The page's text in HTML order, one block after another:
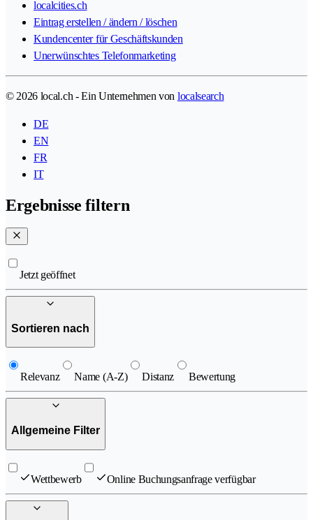
localcities.ch
Eintrag erstellen / ändern / löschen
Kundencenter für Geschäftskunden
Unerwünschtes Telefonmarketing
© 2026 local.ch - Ein Unternehmen von localsearch
DE
EN
FR
IT
Ergebnisse filtern
Jetzt geöffnet
Sortieren nach
Relevanz Name (A-Z) Distanz Bewertung
Allgemeine Filter
Wettbewerb Online Buchungsanfrage verfügbar